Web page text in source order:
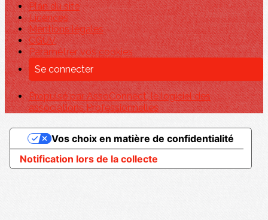
Plan du site
Licences
Mentions légales
CGUV
Paramétrer vos cookies
Se connecter
Propulsé par AssoConnect, le logiciel des
associations Professionnelles
Notification lors de la collecte
Vos choix en matière de confidentialité